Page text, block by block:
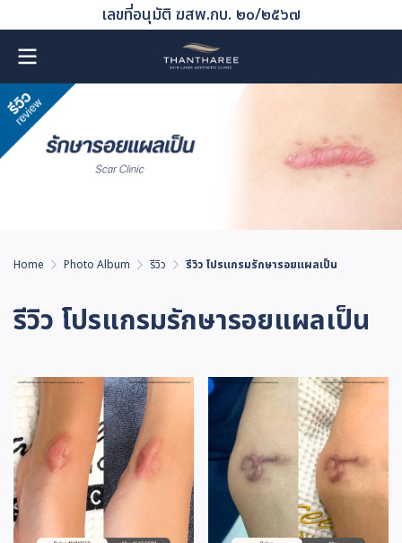
เลขที่อนุมัติ ฆสพ.กบ. ๒๐/๒๕๖๗
Home Photo Album รีวิว รีวิว โปรแกรมรักษารอยแผลเป็น
รีวิว โปรแกรมรักษารอยแผลเป็น